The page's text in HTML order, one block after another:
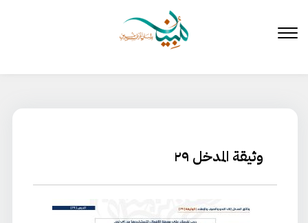
المحتوى
وثيقة المدخل ٢٩